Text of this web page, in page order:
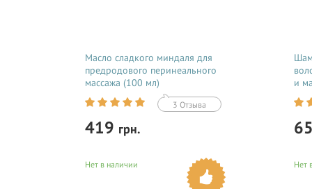
Масло сладкого миндаля для
предродового перинеального
массажа (100 мл)
3 Отзыва
419 грн.
Купить
и
Нет в наличии Нет